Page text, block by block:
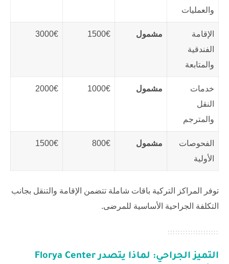
والعمليات
الإقامة
الفندقية
والمتابعة
مشمول 1500€
3000€
خدمات
النقل
والمترجم
مشمول 1000€
2000€
الفحوصات
الأولية
مشمول 800€
1500€
توفر المراكز التركية باقات شاملة تتضمن الإقامة والتنقل بجانب
التكلفة الجراحية الأساسية للمرضى.
التميز الجراحي: لماذا يتصدرFlorya Center